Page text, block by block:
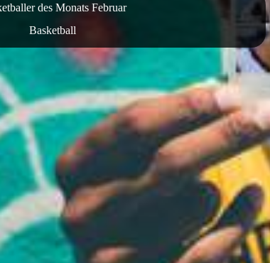
des Monats Februar
Basketball